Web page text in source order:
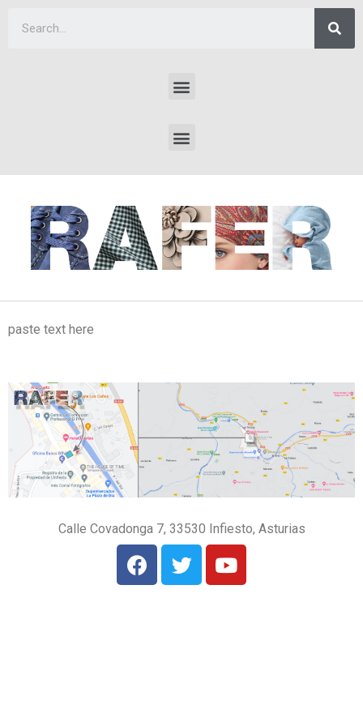
paste text here
Calle Covadonga 7, 33530 Infiesto, Asturias